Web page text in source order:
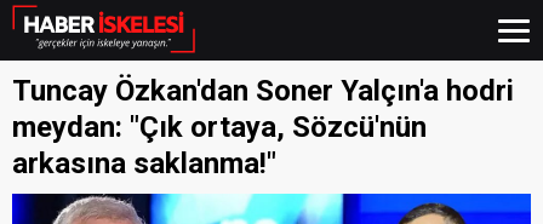
Tuncay Özkan'dan Soner Yalçın'a hodri
meydan: "Çık ortaya, Sözcü'nün
arkasına saklanma!"